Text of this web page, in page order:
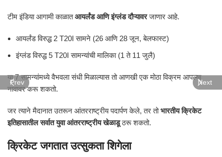
टीम इंडिया आगामी काळातआयर्लंड आणि इंग्लंड दौऱ्यावरजाणार आहे.
आयर्लंड विरुद्ध 2 T20I सामने (26 आणि 28 जून, बेलफास्ट)
इंग्लंड विरुद्ध 5 T20I सामन्यांची मालिका (1 ते 11 जुलै)
या 7 सामन्यांमध्ये वैभवला संधी मिळाल्यास तो आणखी एक मोठा विक्रम आपल्या
नावावर करू शकतो.
जर त्याने मैदानात उतरून आंतरराष्ट्रीय पदार्पण केले, तर तोभारतीय क्रिकेट
इतिहासातील सर्वात युवा आंतरराष्ट्रीय खेळाडूठरू शकतो.
क्रिकेट जगतात उत्सुकता शिगेला
Prev Next